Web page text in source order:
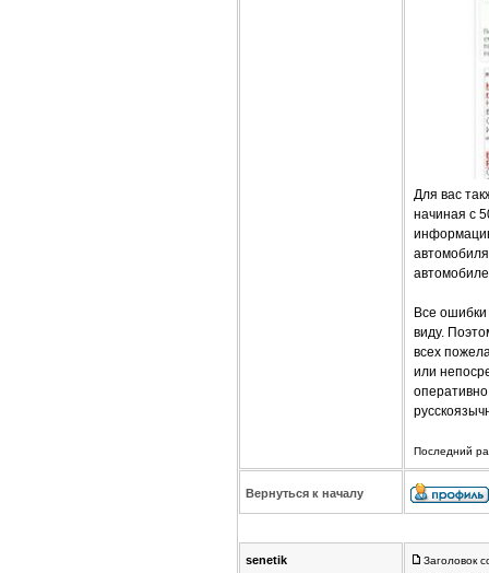
Для вас
начиная с
Все
виду.
всех
или
Последний
Вернуться к началу
senetik
Заголовок